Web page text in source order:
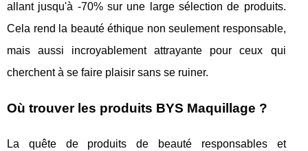
allant jusqu'à -70% sur une large sélection de produits.
Cela rend la beauté éthique non seulement responsable,
mais aussi incroyablement attrayante pour ceux qui
cherchent à se faire plaisir sans se ruiner.
Où trouver les produits BYS Maquillage ?
La quête de produits de beauté responsables et